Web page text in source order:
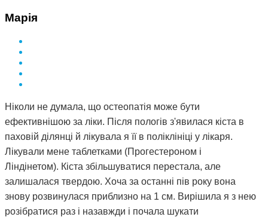
Марія
Ніколи не думала, що остеопатія може бути
ефективнішою за ліки. Після пологів з'явилася кіста в
паховій ділянці й лікувала я її в поліклініці у лікаря.
Лікували мене таблетками (Прогестероном і
Ліндінетом). Кіста збільшуватися перестала, але
залишалася твердою. Хоча за останні пів року вона
знову розвинулася приблизно на 1 см. Вирішила я з нею
розібратися раз і назавжди і почала шукати